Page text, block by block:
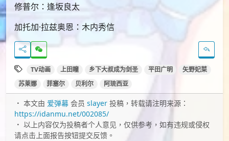
修普尔：逢坂良太
加托加·拉兹奥恩：木内秀信
TV动画 上田瞳 乡下大叔成为剑圣 平田广明
矢野妃菜
苏莱娜
菲塞尔 贝利尔 阿琉西亚
本文由 爱弹幕 会员 slayer 投稿，转载请注明来源：
https://idanmu.net/002085/
以上内容仅为投稿者个人意见，仅供参考，如有违规或侵权
请点击上面报告按钮提交反馈。